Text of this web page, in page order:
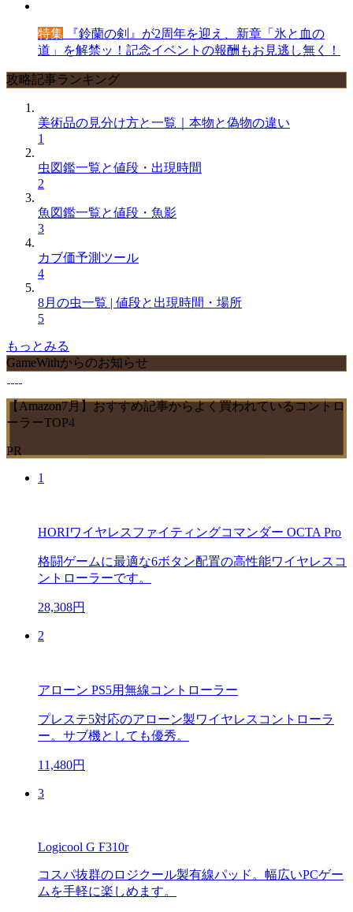
特集 『鈴蘭の剣』が2周年を迎え、新章「氷と血の
道」を解禁ッ！記念イベントの報酬もお見逃し無く！
攻略記事ランキング
美術品の見分け方と一覧｜本物と偽物の違い
1
虫図鑑一覧と値段・出現時間
2
魚図鑑一覧と値段・魚影
3
カブ価予測ツール
4
8月の虫一覧 | 値段と出現時間・場所
5
もっとみる
GameWithからのお知らせ
【Amazon7月】おすすめ記事からよく買われているコントロ
ーラーTOP4
PR
1
HORIワイヤレスファイティングコマンダー OCTA Pro
格闘ゲームに最適な6ボタン配置の高性能ワイヤレスコ
ントローラーです。
28,308円
2
アローン PS5用無線コントローラー
プレステ5対応のアローン製ワイヤレスコントローラ
ー。サブ機としても優秀。
11,480円
3
Logicool G F310r
コスパ抜群のロジクール製有線パッド。幅広いPCゲー
ムを手軽に楽しめます。